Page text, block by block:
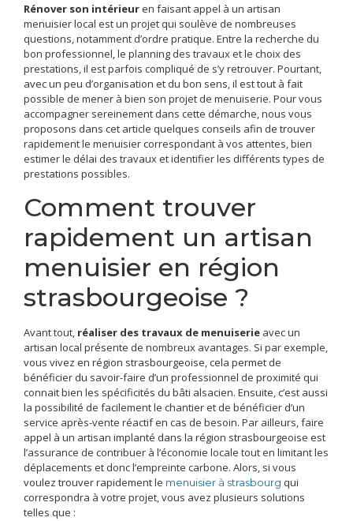
Rénover son intérieuren faisant appel à un artisan
menuisier local est un projet qui soulève de nombreuses
questions, notamment d’ordre pratique. Entre la recherche du
bon professionnel, le planning des travaux et le choix des
prestations, il est parfois compliqué de s’y retrouver. Pourtant,
avec un peu d’organisation et du bon sens, il est tout à fait
possible de mener à bien son projet de menuiserie. Pour vous
accompagner sereinement dans cette démarche, nous vous
proposons dans cet article quelques conseils afin de trouver
rapidement le menuisier correspondant à vos attentes, bien
estimer le délai des travaux et identifier les différents types de
prestations possibles.
Comment trouver
rapidement un artisan
menuisier en région
strasbourgeoise ?
Avant tout, réaliser des travaux de menuiserie avec un
artisan local présente de nombreux avantages. Si par exemple,
vous vivez en région strasbourgeoise, cela permet de
bénéficier du savoir-faire d’un professionnel de proximité qui
connait bien les spécificités du bâti alsacien. Ensuite, c’est aussi
la possibilité de facilement le chantier et de bénéficier d’un
service après-vente réactif en cas de besoin. Par ailleurs, faire
appel à un artisan implanté dans la région strasbourgeoise est
l’assurance de contribuer à l’économie locale tout en limitant les
déplacements et donc l’empreinte carbone. Alors, si vous
voulez trouver rapidement le menuisier à strasbourg qui
correspondra à votre projet, vous avez plusieurs solutions
telles que :